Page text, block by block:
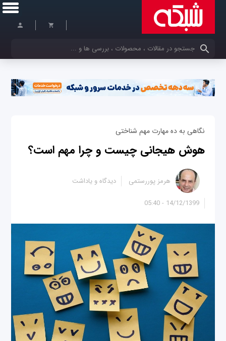
کلمات کلیدی خود را وارد کنید
نگاهی به ده مهارت مهم شناختی
هوش هیجانی چیست و چرا مهم است؟
14/12/1399 - 05:40
هرمز پوررستمی دیدگاه و یاداشت